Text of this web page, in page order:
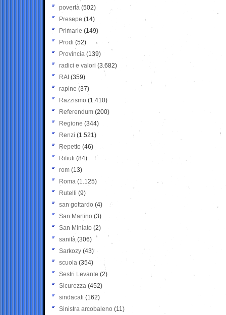
povertà (502)
Presepe (14)
Primarie (149)
Prodi (52)
Provincia (139)
radici e valori (3.682)
RAI (359)
rapine (37)
Razzismo (1.410)
Referendum (200)
Regione (344)
Renzi (1.521)
Repetto (46)
Rifiuti (84)
rom (13)
Roma (1.125)
Rutelli (9)
san gottardo (4)
San Martino (3)
San Miniato (2)
sanità (306)
Sarkozy (43)
scuola (354)
Sestri Levante (2)
Sicurezza (452)
sindacati (162)
Sinistra arcobaleno (11)